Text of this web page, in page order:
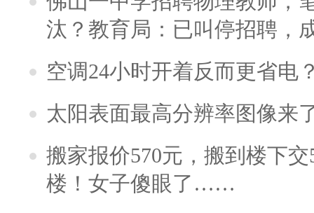
汰？教育局：已叫停招聘，
空调24小时开着反而更省电
太阳表面最高分辨率图像来
搬家报价570元，搬到楼下
楼！女子傻眼了……